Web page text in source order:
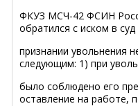
ФКУЗ МСЧ-42 ФСИН
обратился с иском в суд
признании увольнения
следующим: 1) при
было соблюдено его
оставление на работе,